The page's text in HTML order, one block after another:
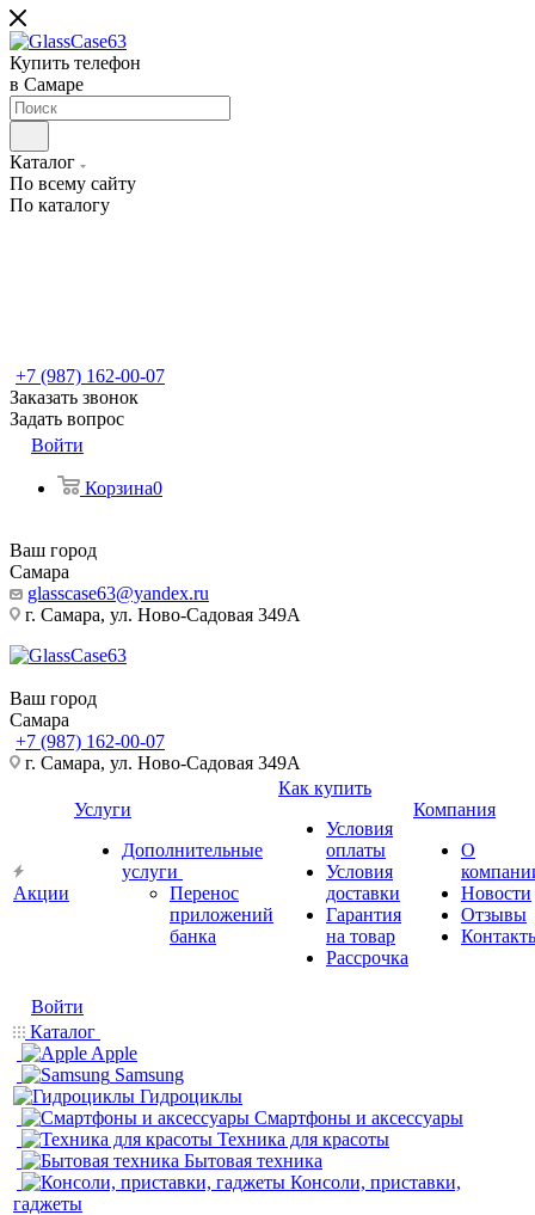
Купить телефон
в Самаре
Каталог
По всему сайту
По каталогу
+7 (987) 162-00-07
Заказать звонок
Задать вопрос
Войти
Корзина0
Ваш город
Самара
glasscase63@yandex.ru
г. Самара, ул. Ново-Садовая 349А
Ваш город
Самара
+7 (987) 162-00-07
г. Самара, ул. Ново-Садовая 349А
Акции
Услуги
Дополнительные
услуги
Перенос
приложений
банка
Как купить
Условия
оплаты
Условия
доставки
Гарантия
на товар
Рассрочка
Компания
О
Новости
Отзывы
Войти
Каталог
Apple
Samsung
Гидроциклы
Смартфоны и аксессуары
Техника для красоты
Бытовая техника
Консоли, приставки,
гаджеты